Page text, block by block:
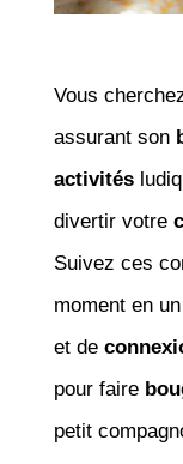
Vous
assurant son
activités
divertir votre
Suivez ces
moment en
et de
pour faire
petit